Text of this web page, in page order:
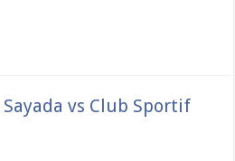
vs Club Sportif